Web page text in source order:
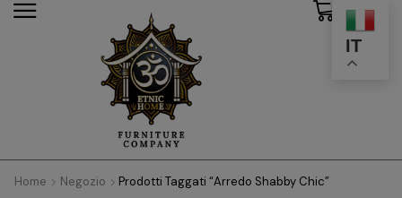
IT
Home Negozio Prodotti Taggati “Arredo Shabby Chic”